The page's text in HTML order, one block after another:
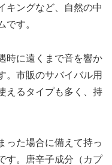
キングなど、自然の中
です。
時に遠くまで音を響か
。市販のサバイバル用
えるタイプも多く、持
った場合に備えて持っ
す。唐辛子成分（カプ